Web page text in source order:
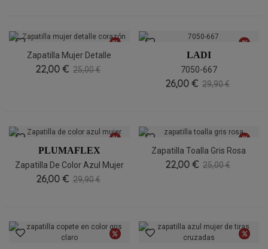
Zapatilla Mujer Detalle
Corazón
22,00 € 25,00 €
LADI
7050-667
26,00 € 29,90 €
PLUMAFLEX
Zapatilla De Color Azul Mujer
26,00 € 29,90 €
Zapatilla Toalla Gris Rosa
22,00 € 25,00 €